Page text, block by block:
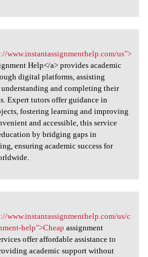
www
www.instantassignmenthelp.com/us">
Help</a> provides academic
digital platforms, assisting
and completing their
Expert tutors offer guidance in
fostering learning and improving
and accessible, this service
by bridging gaps in
ensuring academic success for
www
www.instantassignmenthelp.com/us/c
help">Cheap assignment
offer affordable assistance to
academic support without